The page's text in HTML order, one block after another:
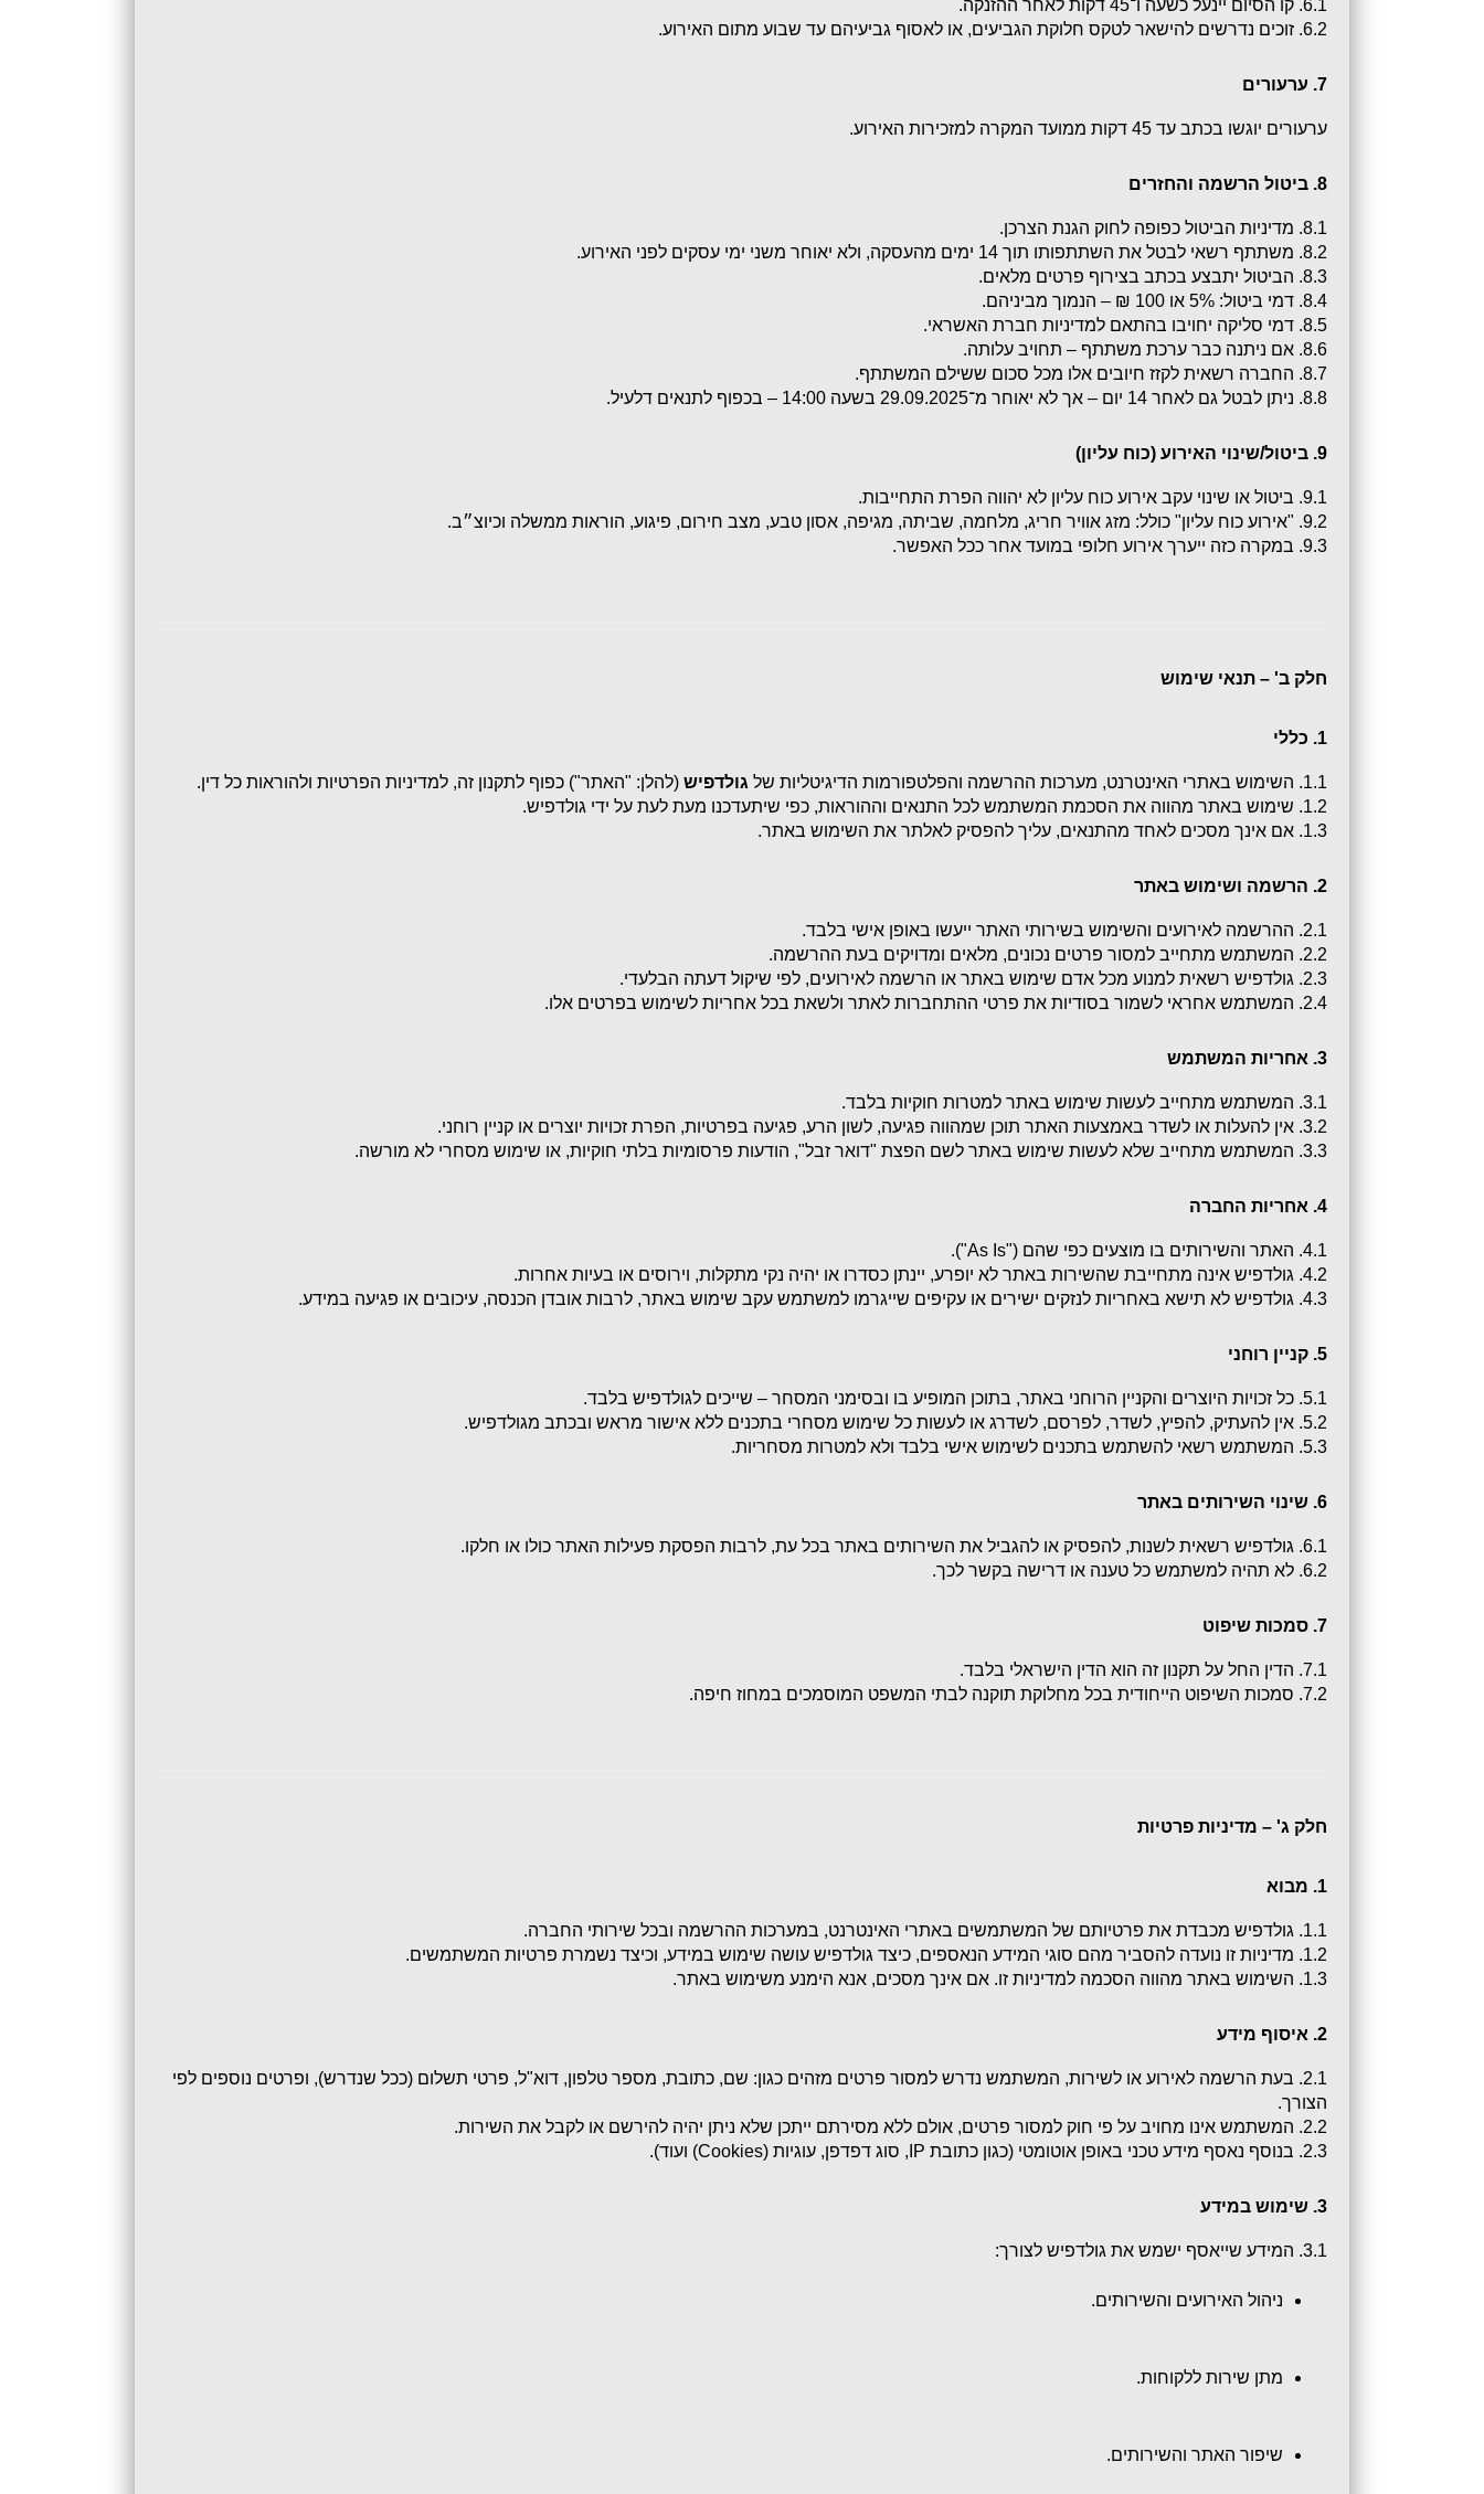
6.1. קו הסיום יינעל כשעה ו־45 דקות לאחר ההזנקה.
6.2. זוכים נדרשים להישאר לטקס חלוקת הגביעים, או לאסוף גביעיהם עד שבוע מתום האירוע.
7. ערעורים
ערעורים יוגשו בכתב עד 45 דקות ממועד המקרה למזכירות האירוע.
8. ביטול הרשמה והחזרים
8.1. מדיניות הביטול כפופה לחוק הגנת הצרכן.
8.2. משתתף רשאי לבטל את השתתפותו תוך 14 ימים מהעסקה, ולא יאוחר משני ימי עסקים לפני האירוע.
8.3. הביטול יתבצע בכתב בצירוף פרטים מלאים.
8.4. דמי ביטול: 5% או 100 ₪ – הנמוך מביניהם.
8.5. דמי סליקה יחויבו בהתאם למדיניות חברת האשראי.
8.6. אם ניתנה כבר ערכת משתתף – תחויב עלותה.
8.7. החברה רשאית לקזז חיובים אלו מכל סכום ששילם המשתתף.
8.8. ניתן לבטל גם לאחר 14 יום – אך לא יאוחר מ־29.09.2025 בשעה 14:00 – בכפוף לתנאים דלעיל.
9. ביטול/שינוי האירוע (כוח עליון)
9.1. ביטול או שינוי עקב אירוע כוח עליון לא יהווה הפרת התחייבות.
9.2. "אירוע כוח עליון" כולל: מזג אוויר חריג, מלחמה, שביתה, מגיפה, אסון טבע, מצב חירום, פיגוע, הוראות ממשלה וכיוצ״ב.
9.3. במקרה כזה ייערך אירוע חלופי במועד אחר ככל האפשר.
חלק ב' – תנאי שימוש
1. כללי
1.1. השימוש באתרי האינטרנט, מערכות ההרשמה והפלטפורמות הדיגיטליות של גולדפיש (להלן: "האתר") כפוף לתקנון זה, למדיניות הפרטיות ולהוראות כל דין.
1.2. שימוש באתר מהווה את הסכמת המשתמש לכל התנאים וההוראות, כפי שיתעדכנו מעת לעת על ידי גולדפיש.
1.3. אם אינך מסכים לאחד מהתנאים, עליך להפסיק לאלתר את השימוש באתר.
2. הרשמה ושימוש באתר
2.1. ההרשמה לאירועים והשימוש בשירותי האתר ייעשו באופן אישי בלבד.
2.2. המשתמש מתחייב למסור פרטים נכונים, מלאים ומדויקים בעת ההרשמה.
2.3. גולדפיש רשאית למנוע מכל אדם שימוש באתר או הרשמה לאירועים, לפי שיקול דעתה הבלעדי.
2.4. המשתמש אחראי לשמור בסודיות את פרטי ההתחברות לאתר ולשאת בכל אחריות לשימוש בפרטים אלו.
3. אחריות המשתמש
3.1. המשתמש מתחייב לעשות שימוש באתר למטרות חוקיות בלבד.
3.2. אין להעלות או לשדר באמצעות האתר תוכן שמהווה פגיעה, לשון הרע, פגיעה בפרטיות, הפרת זכויות יוצרים או קניין רוחני.
3.3. המשתמש מתחייב שלא לעשות שימוש באתר לשם הפצת "דואר זבל", הודעות פרסומיות בלתי חוקיות, או שימוש מסחרי לא מורשה.
4. אחריות החברה
4.1. האתר והשירותים בו מוצעים כפי שהם ("As Is").
4.2. גולדפיש אינה מתחייבת שהשירות באתר לא יופרע, יינתן כסדרו או יהיה נקי מתקלות, וירוסים או בעיות אחרות.
4.3. גולדפיש לא תישא באחריות לנזקים ישירים או עקיפים שייגרמו למשתמש עקב שימוש באתר, לרבות אובדן הכנסה, עיכובים או פגיעה במידע.
5. קניין רוחני
5.1. כל זכויות היוצרים והקניין הרוחני באתר, בתוכן המופיע בו ובסימני המסחר – שייכים לגולדפיש בלבד.
5.2. אין להעתיק, להפיץ, לשדר, לפרסם, לשדרג או לעשות כל שימוש מסחרי בתכנים ללא אישור מראש ובכתב מגולדפיש.
5.3. המשתמש רשאי להשתמש בתכנים לשימוש אישי בלבד ולא למטרות מסחריות.
6. שינוי השירותים באתר
6.1. גולדפיש רשאית לשנות, להפסיק או להגביל את השירותים באתר בכל עת, לרבות הפסקת פעילות האתר כולו או חלקו.
6.2. לא תהיה למשתמש כל טענה או דרישה בקשר לכך.
7. סמכות שיפוט
7.1. הדין החל על תקנון זה הוא הדין הישראלי בלבד.
7.2. סמכות השיפוט הייחודית בכל מחלוקת תוקנה לבתי המשפט המוסמכים במחוז חיפה.
חלק ג' – מדיניות פרטיות
1. מבוא
1.1. גולדפיש מכבדת את פרטיותם של המשתמשים באתרי האינטרנט, במערכות ההרשמה ובכל שירותי החברה.
1.2. מדיניות זו נועדה להסביר מהם סוגי המידע הנאספים, כיצד גולדפיש עושה שימוש במידע, וכיצד נשמרת פרטיות המשתמשים.
1.3. השימוש באתר מהווה הסכמה למדיניות זו. אם אינך מסכים, אנא הימנע משימוש באתר.
2. איסוף מידע
הצורך.
2.2. המשתמש אינו מחויב על פי חוק למסור פרטים, אולם ללא מסירתם ייתכן שלא ניתן יהיה להירשם או לקבל את השירות.
2.3. בנוסף נאסף מידע טכני באופן אוטומטי (כגון כתובת IP, סוג דפדפן, עוגיות (Cookies) ועוד).
3. שימוש במידע
3.1. המידע שייאסף ישמש את גולדפיש לצורך:
ניהול האירועים והשירותים.
מתן שירות ללקוחות.
שיפור האתר והשירותים.